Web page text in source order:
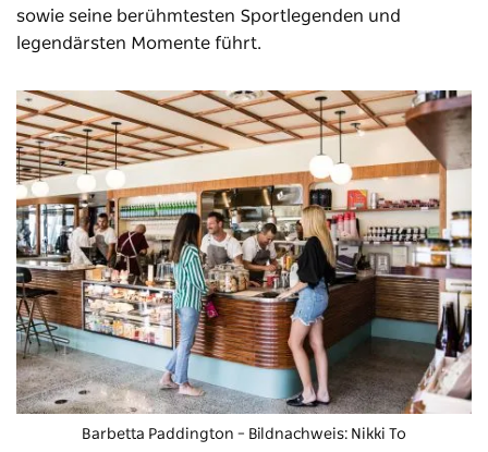
sowie seine berühmtesten Sportlegenden und
legendärsten Momente führt.
Barbetta Paddington – Bildnachweis: Nikki To